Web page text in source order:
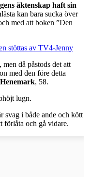
äktenskap haft sin
kan bara sucka över
med att boken ”Den
stöttas av TV4-Jenny
då påstods det att
med den före detta
Henemark, 58.
lugn.
svag i både ande och kött
förlåta och gå vidare.